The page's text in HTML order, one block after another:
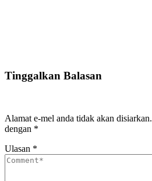
Tinggalkan Balasan
Alamat e-mel anda tidak akan disiarkan.
dengan *
Ulasan *